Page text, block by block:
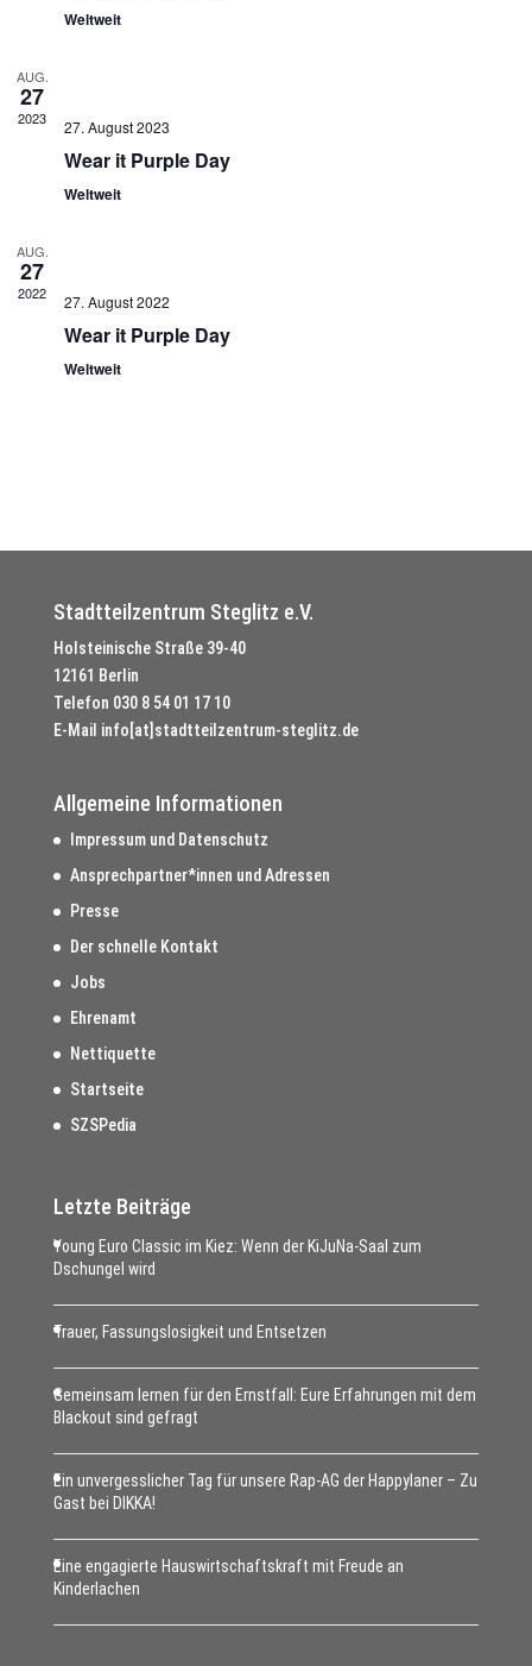
Weltweit
AUG.
27
2023 27. August 2023
Wear it Purple Day
Weltweit
AUG.
27
2022 27. August 2022
Wear it Purple Day
Weltweit
Stadtteilzentrum Steglitz e.V.
Holsteinische Straße 39-40
12161 Berlin
Telefon 030 8 54 01 17 10
E-Mail info[at]stadtteilzentrum-steglitz.de
Allgemeine Informationen
Impressum und Datenschutz
Ansprechpartner*innen und Adressen
Presse
Der schnelle Kontakt
Jobs
Ehrenamt
Nettiquette
Startseite
SZSPedia
Letzte Beiträge
Young Euro Classic im Kiez: Wenn der KiJuNa-Saal zum
Dschungel wird
Trauer, Fassungslosigkeit und Entsetzen
Gemeinsam lernen für den Ernstfall: Eure Erfahrungen mit dem
Blackout sind gefragt
Ein unvergesslicher Tag für unsere Rap-AG der Happylaner – Zu
Gast bei DIKKA!
Eine engagierte Hauswirtschaftskraft mit Freude an
Kinderlachen